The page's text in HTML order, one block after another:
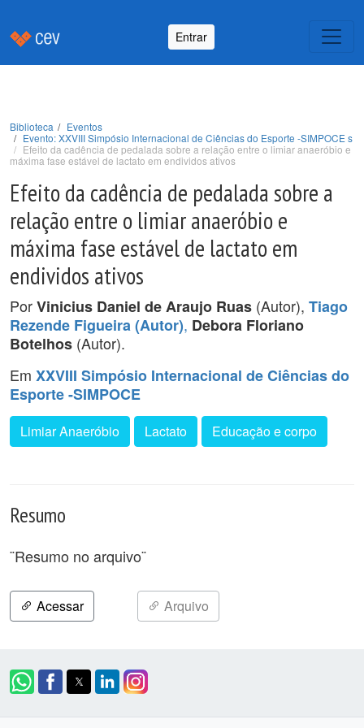
Entrar
Biblioteca
Eventos
Evento: XXVIII Simpósio Internacional de Ciências do Esporte -SIMPOCE s
Efeito da cadência de pedalada sobre a relação entre o limiar anaeróbio e
máxima fase estável de lactato em endividos ativos
Efeito da cadência de pedalada sobre a
relação entre o limiar anaeróbio e
máxima fase estável de lactato em
endividos ativos
PorVinicius Daniel de Araujo Ruas (Autor), Tiago
Rezende Figueira (Autor), Debora Floriano
Botelhos (Autor).
Em XXVIII Simpósio Internacional de Ciências do
Esporte -SIMPOCE
Limiar Anaeróbio Lactato Educação e corpo
Resumo
¨Resumo no arquivo¨
Acessar Arquivo